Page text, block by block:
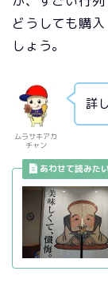
どうしても購
しょう。
ムラサキアカ
チャン
詳